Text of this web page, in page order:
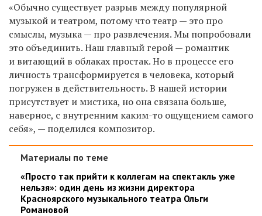
«Обычно существует разрыв между популярной
музыкой и театром, потому что театр — это про
смыслы, музыка — про развлечения. Мы попробовали
это объединить. Наш главный герой — романтик
и витающий в облаках простак. Но в процессе его
личность трансформируется в человека, который
погружен в действительность. В нашей истории
присутствует и мистика, но она связана больше,
наверное, с внутренним каким-то ощущением самого
себя», — поделился композитор.
Материалы по теме
«Просто так прийти к коллегам на спектакль уже
нельзя»: один день из жизни директора
Красноярского музыкального театра Ольги
Романовой